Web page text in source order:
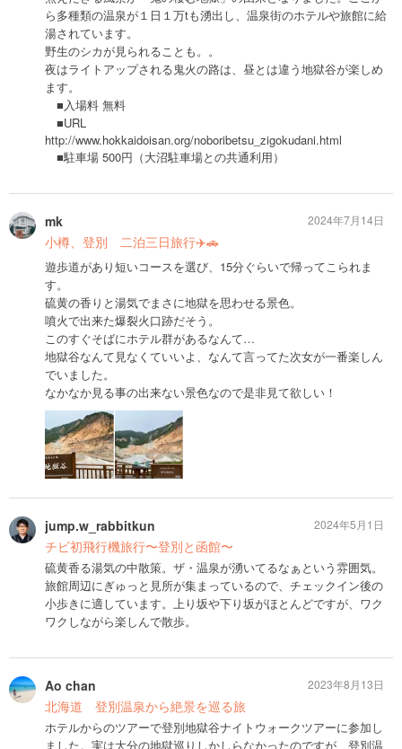
ら多種類の温泉が１日１万tも湧出し、温泉街のホテルや旅館に給
湯されています。
野生のシカが見られることも。。
夜はライトアップされる鬼火の路は、昼とは違う地獄谷が楽しめ
ます。
■入場料 無料
■URL
http://www.hokkaidoisan.org/noboribetsu_zigokudani.html
■駐車場 500円（大沼駐車場との共通利用）
mk
小樽、登別 二泊三日旅行✈️🚗
遊歩道があり短いコースを選び、15分ぐらいで帰ってこられま
す。
硫黄の香りと湯気でまさに地獄を思わせる景色。
噴火で出来た爆裂火口跡だそう。
このすぐそばにホテル群があるなんて…
地獄谷なんて見なくていいよ、なんて言ってた次女が一番楽しん
でいました。
なかなか見る事の出来ない景色なので是非見て欲しい！
2024年7月14日
jump.w_rabbitkun
チビ初飛行機旅行〜登別と函館〜
硫黄香る湯気の中散策。ザ・温泉が湧いてるなぁという雰囲気。
旅館周辺にぎゅっと見所が集まっているので、チェックイン後の
小歩きに適しています。上り坂や下り坂がほとんどですが、ワク
ワクしながら楽しんで散歩。
2024年5月1日
Ao chan
北海道 登別温泉から絶景を巡る旅
ホテルからのツアーで登別地獄谷ナイトウォークツアーに参加し
ました。実は大分の地獄巡りしかしらなかったのですが、登別温
2023年8月13日